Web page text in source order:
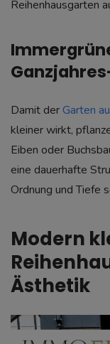
Reihenhausgarten
Damit der Garten
kleiner wirkt,
Eiben oder
eine dauerhafte
Ordnung und Tiefe
Modern
Ästhetik